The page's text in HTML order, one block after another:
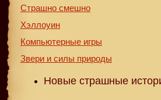
Страшно смешно
Хэллоуин
Компьютерные игры
Звери и силы природы
Новые страшные